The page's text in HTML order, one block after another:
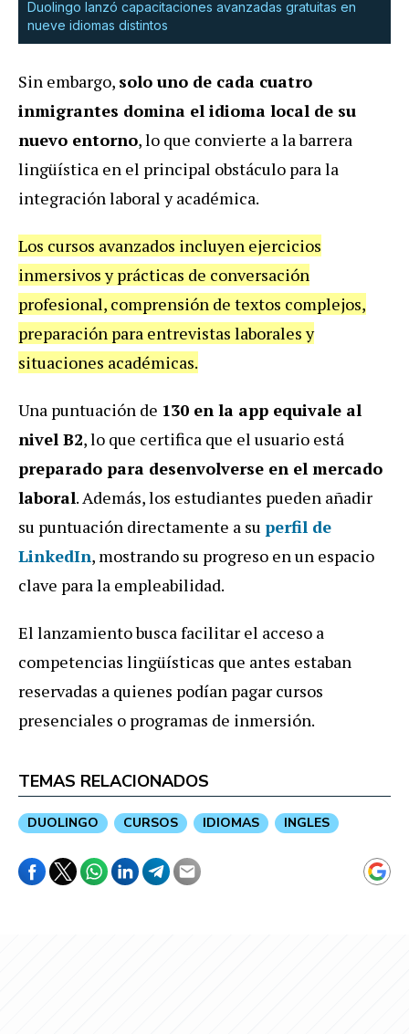
Duolingo lanzó capacitaciones avanzadas gratuitas en
nueve idiomas distintos
Sin embargo, solo uno de cada cuatro
inmigrantes domina el idioma local de su
nuevo entorno, lo que convierte a la barrera
lingüística en el principal obstáculo para la
integración laboral y académica.
Los cursos avanzados incluyen ejercicios
inmersivos y prácticas de conversación
profesional, comprensión de textos complejos,
preparación para entrevistas laborales y
situaciones académicas.
Una puntuación de 130 en la app equivale al
nivel B2, lo que certifica que el usuario está
preparado para desenvolverse en el mercado
laboral. Además, los estudiantes pueden añadir
su puntuación directamente a su perfil de
LinkedIn, mostrando su progreso en un espacio
clave para la empleabilidad.
El lanzamiento busca facilitar el acceso a
competencias lingüísticas que antes estaban
reservadas a quienes podían pagar cursos
presenciales o programas de inmersión.
TEMAS RELACIONADOS
DUOLINGO CURSOS IDIOMAS INGLES